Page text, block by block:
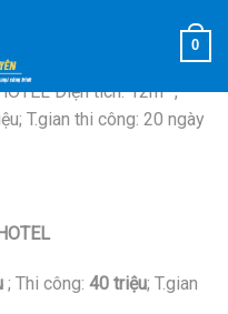
0
Diện tích: 12m² ,
T.gian thi công: 20 ngày
; Thi công: 40 triệu; T.gian